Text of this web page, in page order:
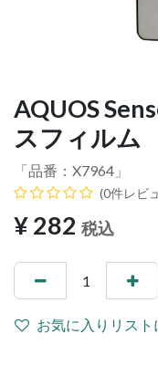
AQUOS
スフィルム
「品番： X7964 」
(0件レビ
¥282 税込
お気に入りリスト